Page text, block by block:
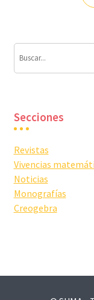
Secciones
Revistas
Vivencias
Noticias
Monografías
Creogebra